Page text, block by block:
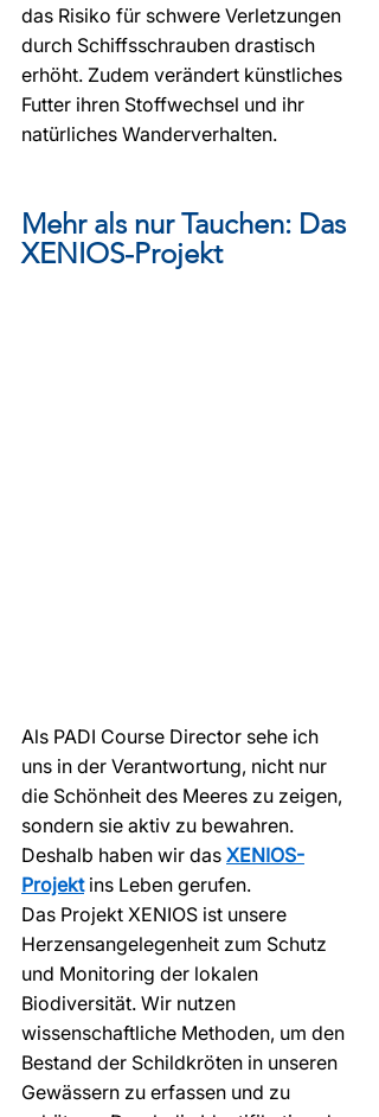
das Risiko für schwere Verletzungen
durch Schiffsschrauben drastisch
erhöht. Zudem verändert künstliches
Futter ihren Stoffwechsel und ihr
natürliches Wanderverhalten.
Mehr als nur Tauchen: Das
XENIOS-Projekt
Als PADI Course Director sehe ich
uns in der Verantwortung, nicht nur
die Schönheit des Meeres zu zeigen,
sondern sie aktiv zu bewahren.
Deshalb haben wir das XENIOS-
Projekt ins Leben gerufen.
Das Projekt XENIOS ist unsere
Herzensangelegenheit zum Schutz
und Monitoring der lokalen
Biodiversität. Wir nutzen
wissenschaftliche Methoden, um den
Bestand der Schildkröten in unseren
Gewässern zu erfassen und zu